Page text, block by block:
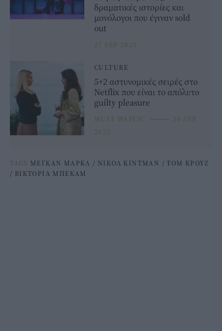
δραματικές ιστορίες και
μονόλογοι που έγιναν sold
out
27 SEP 2025
CULTURE
5+2 αστυνομικές σειρές στο
Netflix που είναι το απόλυτο
guilty pleasure
MUST WATCH ⸻ 20 SEP
2025
TAGS ΜΕΓΚΑΝ ΜΑΡΚΛ / ΝΙΚΟΛ ΚΙΝΤΜΑΝ / ΤΟΜ ΚΡΟΥΖ
/ ΒΙΚΤΟΡΙΑ ΜΠΕΚΑΜ